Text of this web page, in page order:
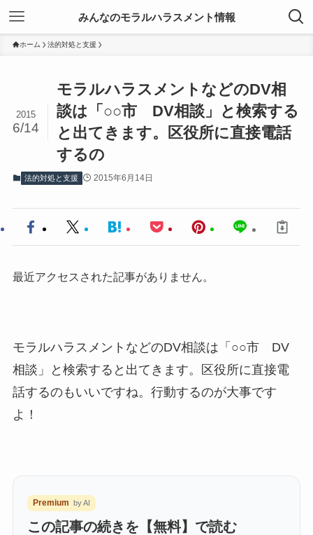
みんなのモラルハラスメント情報
ホーム 法的対処と支援
モラルハラスメントなどのDV相
談は「○○市 DV相談」と検索する
と出てきます。区役所に直接電話
するの
2015
6/14
法的対処と支援 2015年6月14日
最近アクセスされた記事がありません。
モラルハラスメントなどのDV相談は「○○市 DV
相談」と検索すると出てきます。区役所に直接電
話するのもいいですね。行動するのが大事です
よ！
Premium by AI
この記事の続きを【無料】で読む